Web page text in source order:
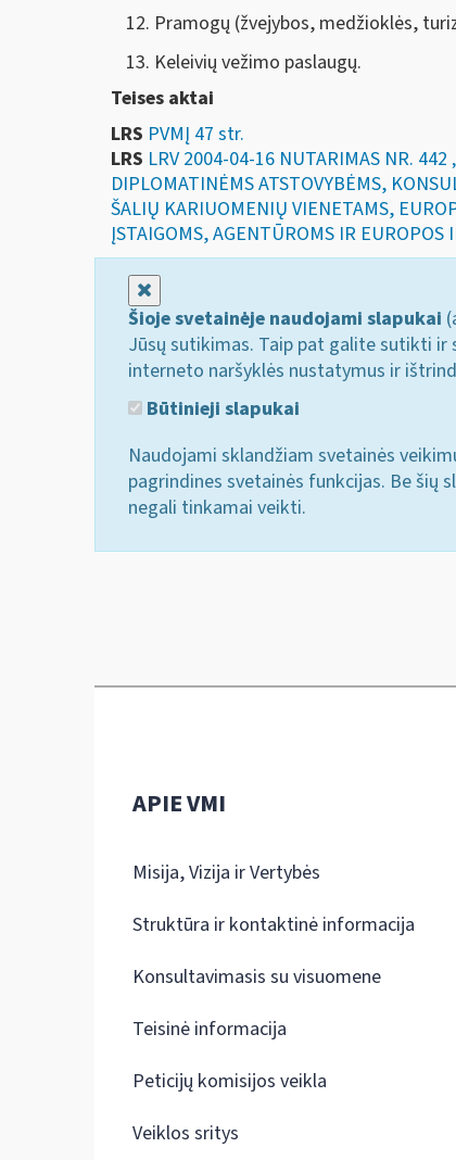
Pramogų (žvejybos, medžioklės,
Keleivių vežimo paslaugų.
Teises aktai
LRS PVMĮ 47 str.
LRS LRV 2004-04-16 NUTARIMAS NR. 442
DIPLOMATINĖMS ATSTOVYBĖMS,
ŠALIŲ KARIUOMENIŲ VIENETAMS,
ĮSTAIGOMS, AGENTŪROMS IR EUROPOS
Šioje svetainėje naudojami slapukai
Jūsų sutikimas. Taip pat galite sutikti
interneto naršyklės nustatymus ir
Būtinieji slapukai
Naudojami sklandžiam svetainės
pagrindines svetainės funkcijas. Be šių
negali tinkamai veikti.
APIE VMI
Misija, Vizija ir Vertybės
Struktūra ir kontaktinė informacija
Konsultavimasis su visuomene
Teisinė informacija
Peticijų komisijos veikla
Veiklos sritys